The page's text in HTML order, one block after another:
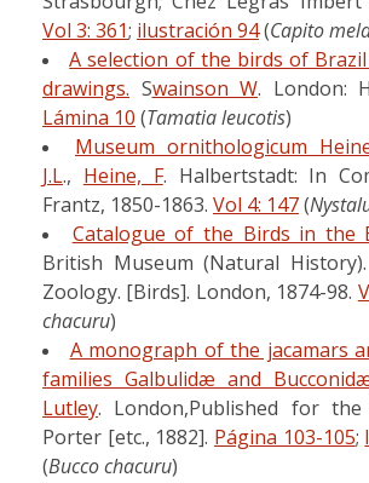
Vol 3: 361; ilustración 94(Capito
A selection of the birds of
drawings. Swainson W. London:
Lámina 10 (Tamatia leucotis)
Museum ornithologicum
J.L., Heine, F. Halbertstadt: In
Frantz, 1850-1863. Vol 4: 147(
Catalogue of the Birds in the
British Museum (Natural
Zoology. [Birds]. London, 1874-98.
chacuru)
A monograph of the jacamars
families Galbulidæ and
Lutley. London,Published for
Porter [etc., 1882]. Página 103-105;
(Bucco chacuru)